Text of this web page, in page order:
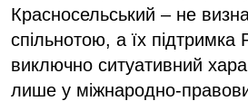
Красносельський – не
спільнотою, а їх підтримка
виключно ситуативний
лише у міжнародно-